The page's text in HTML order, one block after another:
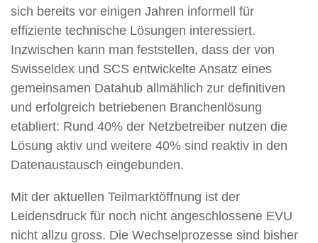
sich bereits vor einigen Jahren informell für
effiziente technische Lösungen interessiert.
Inzwischen kann man feststellen, dass der von
Swisseldex und SCS entwickelte Ansatz eines
gemeinsamen Datahub allmählich zur definitiven
und erfolgreich betriebenen Branchenlösung
etabliert: Rund 40% der Netzbetreiber nutzen die
Lösung aktiv und weitere 40% sind reaktiv in den
Datenaustausch eingebunden.
Mit der aktuellen Teilmarktöffnung ist der
Leidensdruck für noch nicht angeschlossene EVU
nicht allzu gross. Die Wechselprozesse sind bisher